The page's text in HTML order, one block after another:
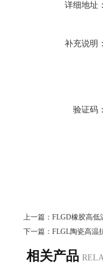
详细地址
补充说明
验证码
上一篇： FLGD橡胶高低
下一篇： FLGL陶瓷高温
相关产品